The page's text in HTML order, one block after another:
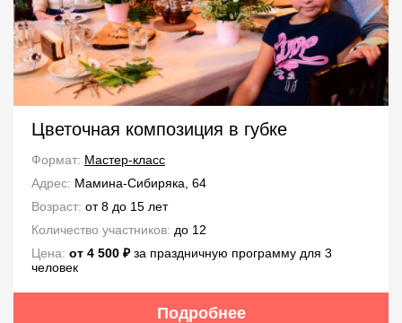
Цветочная композиция в губке
Формат: Мастер-класс
Адрес: Мамина-Сибиряка, 64
Возраст: от 8 до 15 лет
Количество участников: до 12
Цена: от 4 500 ₽за праздничную программу для 3
человек
Подробнее